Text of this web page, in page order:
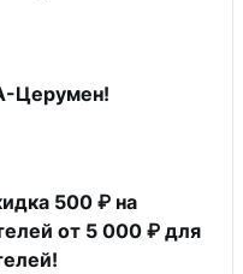
Церумен!
500 ₽ на
от 5 000 ₽ для